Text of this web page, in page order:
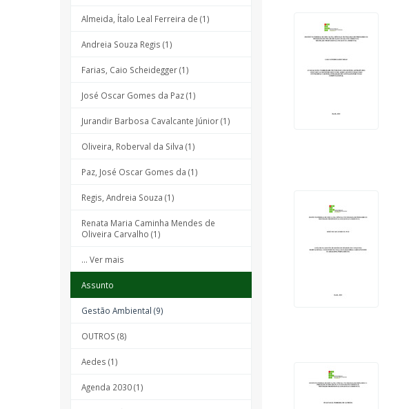
Almeida, Ítalo Leal Ferreira de (1)
Andreia Souza Regis (1)
Farias, Caio Scheidegger (1)
José Oscar Gomes da Paz (1)
Jurandir Barbosa Cavalcante Júnior (1)
Oliveira, Roberval da Silva (1)
Paz, José Oscar Gomes da (1)
Regis, Andreia Souza (1)
Renata Maria Caminha Mendes de
Oliveira Carvalho (1)
... Ver mais
Assunto
Gestão Ambiental (9)
OUTROS (8)
Aedes (1)
Agenda 2030 (1)